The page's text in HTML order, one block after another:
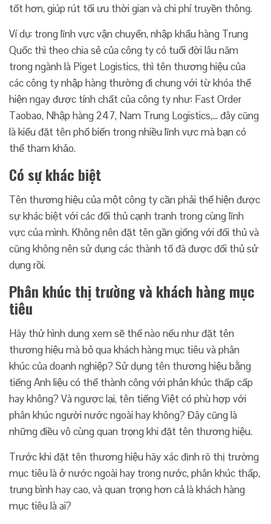
tốt hơn, giúp rút tối ưu thời gian và chi phí truyền thông.
Ví dụ: trong lĩnh vực vận chuyển, nhập khẩu hàng Trung
Quốc thì theo chia sẻ của công ty có tuổi đời lâu năm
trong ngành là Piget Logistics, thì tên thương hiệu của
các công ty nhập hàng thường đi chung với từ khóa thể
hiện ngay được tính chất của công ty như: Fast Order
Taobao, Nhập hàng 247, Nam Trung Logistics,… đây cũng
là kiểu đặt tên phổ biến trong nhiều lĩnh vực mà bạn có
thể tham khảo.
Có sự khác biệt
Tên thương hiệu của một công ty cần phải thể hiện được
sự khác biệt với các đối thủ cạnh tranh trong cùng lĩnh
vực của mình. Không nên đặt tên gần giống với đối thủ và
cũng không nên sử dụng các thành tố đã được đối thủ sử
dụng rồi.
Phân khúc thị trường và khách hàng mục
tiêu
Hãy thử hình dung xem sẽ thế nào nếu như đặt tên
thương hiệu mà bỏ qua khách hàng mục tiêu và phân
khúc của doanh nghiệp? Sử dụng tên thương hiệu bằng
tiếng Anh liệu có thể thành công với phân khúc thấp cấp
hay không? Và ngược lại, tên tiếng Việt có phù hợp với
phân khúc người nước ngoài hay không? Đây cũng là
những điều vô cùng quan trọng khi đặt tên thương hiệu.
Trước khi đặt tên thương hiệu hãy xác định rõ thị trường
mục tiêu là ở nước ngoài hay trong nước, phân khúc thấp,
trung bình hay cao, và quan trọng hơn cả là khách hàng
mục tiêu là ai?